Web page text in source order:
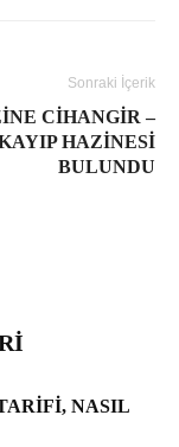
Sonraki İçerik
CIHANGIR –
HAZINESI
BULUNDU
NASIL